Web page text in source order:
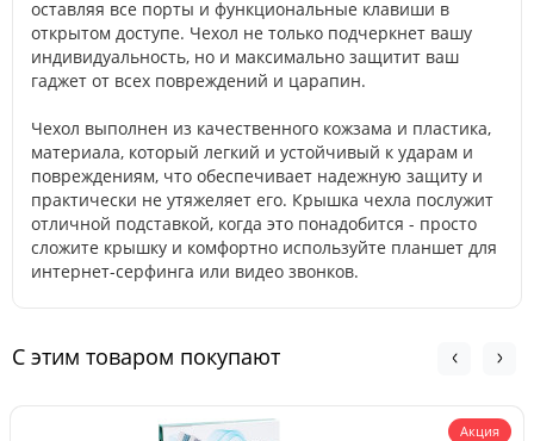
оставляя все порты и функциональные клавиши в
открытом доступе. Чехол не только подчеркнет вашу
индивидуальность, но и максимально защитит ваш
гаджет от всех повреждений и царапин.
Чехол выполнен из качественного кожзама и пластика,
материала, который легкий и устойчивый к ударам и
повреждениям, что обеспечивает надежную защиту и
практически не утяжеляет его. Крышка чехла послужит
отличной подставкой, когда это понадобится - просто
сложите крышку и комфортно используйте планшет для
интернет-серфинга или видео звонков.
С этим товаром покупают
Акция